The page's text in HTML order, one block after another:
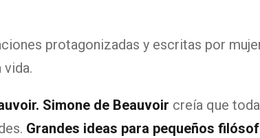
protagonizadas y escritas por
Simone de Beauvoir creía que
Grandes ideas para pequeños